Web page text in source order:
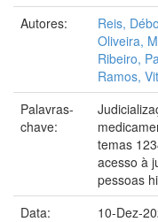
Autores:
Reis,
Oliveira,
Ribeiro,
Ramos,
Palavras-
chave:
temas
acesso à
pessoas
Data:
10-Dez-